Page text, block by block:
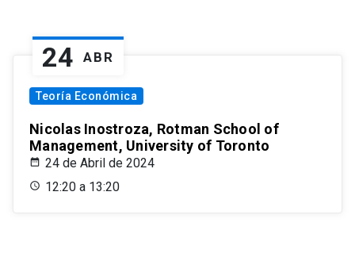
24 ABR
Teoría Económica
Nicolas Inostroza, Rotman School of
Management, University of Toronto
24 de Abril de 2024
12:20 a 13:20